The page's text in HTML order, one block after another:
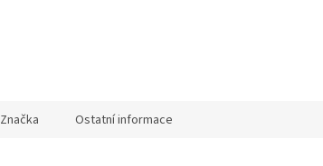
Značka Ostatní informace